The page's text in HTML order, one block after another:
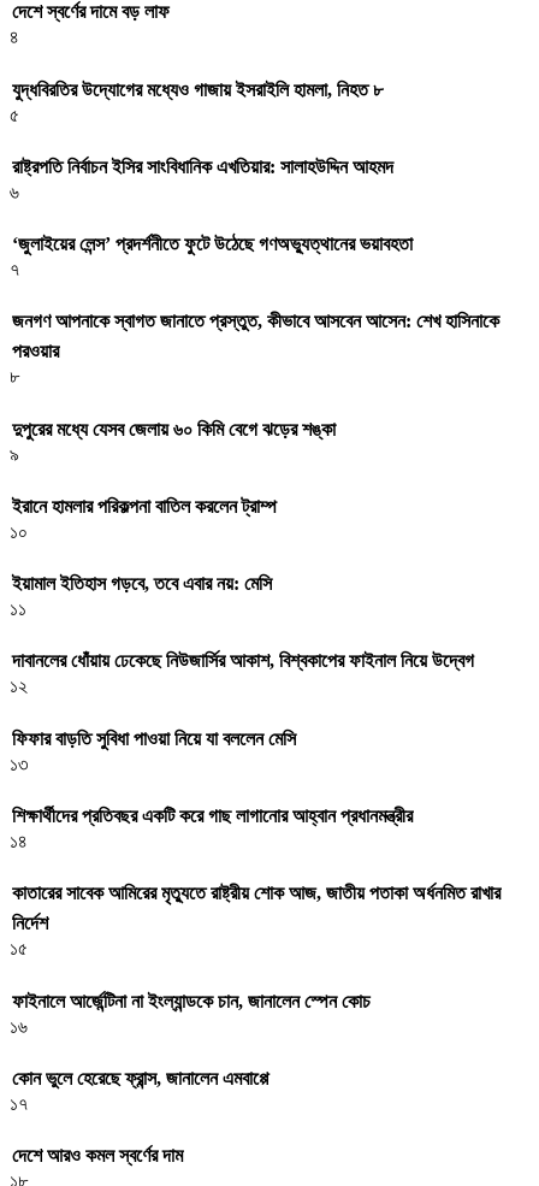
দেশে স্বর্ণের দামে বড় লাফ
৪
যুদ্ধবিরতির উদ্যোগের মধ্যেও গাজায় ইসরাইলি হামলা, নিহত ৮
৫
রাষ্ট্রপতি নির্বাচন ইসির সাংবিধানিক এখতিয়ার: সালাহউদ্দিন আহমদ
৬
‘জুলাইয়ের লেন্স’ প্রদর্শনীতে ফুটে উঠেছে গণঅভ্যুত্থানের ভয়াবহতা
৭
জনগণ আপনাকে স্বাগত জানাতে প্রস্তুত, কীভাবে আসবেন আসেন: শেখ হাসিনাকে
পরওয়ার
৮
দুপুরের মধ্যে যেসব জেলায় ৬০ কিমি বেগে ঝড়ের শঙ্কা
৯
ইরানে হামলার পরিকল্পনা বাতিল করলেন ট্রাম্প
১০
ইয়ামাল ইতিহাস গড়বে, তবে এবার নয়: মেসি
১১
দাবানলের ধোঁয়ায় ঢেকেছে নিউজার্সির আকাশ, বিশ্বকাপের ফাইনাল নিয়ে উদ্বেগ
১২
ফিফার বাড়তি সুবিধা পাওয়া নিয়ে যা বললেন মেসি
১৩
শিক্ষার্থীদের প্রতিবছর একটি করে গাছ লাগানোর আহ্বান প্রধানমন্ত্রীর
১৪
কাতারের সাবেক আমিরের মৃত্যুতে রাষ্ট্রীয় শোক আজ, জাতীয় পতাকা অর্ধনমিত রাখার
নির্দেশ
১৫
ফাইনালে আর্জেন্টিনা না ইংল্যান্ডকে চান, জানালেন স্পেন কোচ
১৬
কোন ভুলে হেরেছে ফ্রান্স, জানালেন এমবাপ্পে
১৭
দেশে আরও কমল স্বর্ণের দাম
১৮